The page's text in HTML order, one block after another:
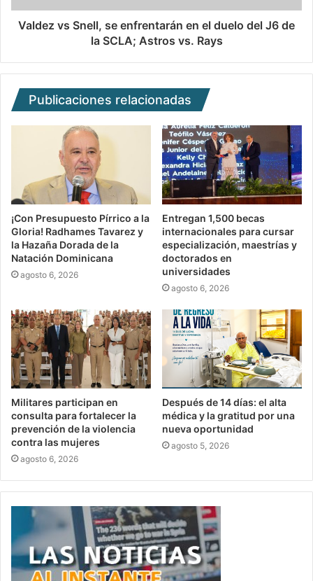
Valdez vs Snell, se enfrentarán en el duelo del J6 de
la SCLA; Astros vs. Rays
Publicaciones relacionadas
¡Con Presupuesto Pírrico a la
Gloria! Radhames Tavarez y
la Hazaña Dorada de la
Natación Dominicana
agosto 6, 2026
Entregan 1,500 becas
internacionales para cursar
especialización, maestrías y
doctorados en
universidades
agosto 6, 2026
Militares participan en
consulta para fortalecer la
prevención de la violencia
contra las mujeres
agosto 6, 2026
Después de 14 días: el alta
médica y la gratitud por una
nueva oportunidad
agosto 5, 2026